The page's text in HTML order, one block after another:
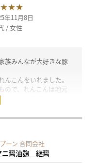
年11月8日
女性
族みんなが大好きな豚
こんをいれました。
ので、れんこんは地元
もたっぷりです。
わせると…
みその程よい甘さに大
ーン 合同会社
ニ醤油麹 継醤